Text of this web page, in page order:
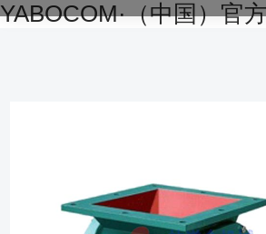
YABOCOM·（中国）官
网站YABOCOM·（中国）官方网站
生产设备